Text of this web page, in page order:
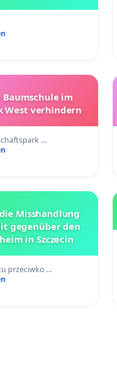
im
West verhindern
…
Misshandlung
gegenüber den
in Szczecin
przeciwko …